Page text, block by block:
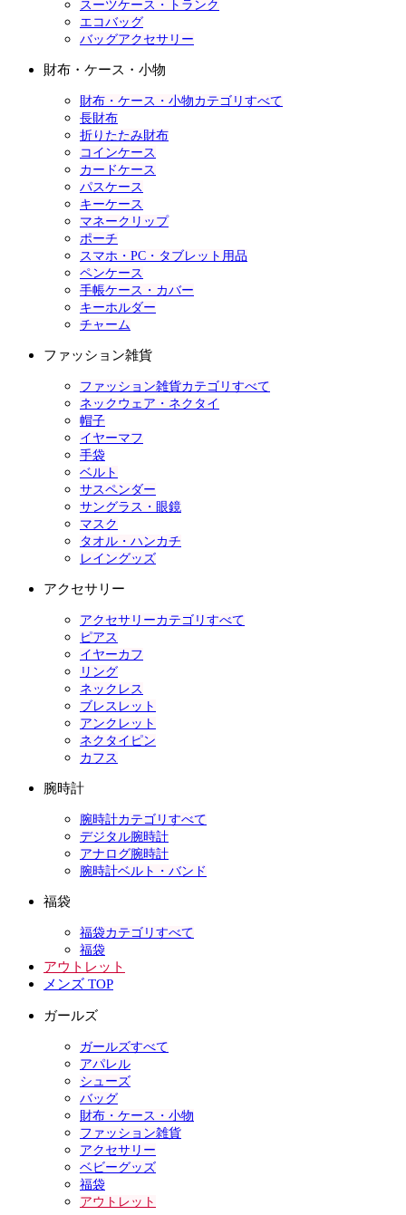
スーツケース・トランク
エコバッグ
バッグアクセサリー
財布・ケース・小物
財布・ケース・小物カテゴリすべて
長財布
折りたたみ財布
コインケース
カードケース
パスケース
キーケース
マネークリップ
ポーチ
スマホ・PC・タブレット用品
ペンケース
手帳ケース・カバー
キーホルダー
チャーム
ファッション雑貨
ファッション雑貨カテゴリすべて
ネックウェア・ネクタイ
帽子
イヤーマフ
手袋
ベルト
サスペンダー
サングラス・眼鏡
マスク
タオル・ハンカチ
レイングッズ
アクセサリー
アクセサリーカテゴリすべて
ピアス
イヤーカフ
リング
ネックレス
ブレスレット
アンクレット
ネクタイピン
カフス
腕時計
腕時計カテゴリすべて
デジタル腕時計
アナログ腕時計
腕時計ベルト・バンド
福袋
福袋カテゴリすべて
福袋
アウトレット
メンズ TOP
ガールズ
ガールズすべて
アパレル
シューズ
バッグ
財布・ケース・小物
ファッション雑貨
アクセサリー
ベビーグッズ
福袋
アウトレット